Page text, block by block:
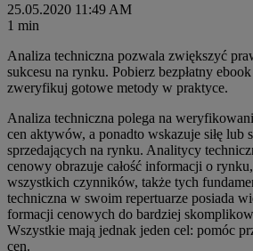
25.05.2020 11:49 AM
1 min
Analiza techniczna pozwala zwiększyć
sukcesu na rynku. Pobierz bezpłatny
zweryfikuj gotowe metody w praktyce.
Analiza techniczna polega na
cen aktywów, a ponadto wskazuje siłę lub
sprzedających na rynku. Analitycy
cenowy obrazuje całość informacji o
wszystkich czynników, także tych
techniczna w swoim repertuarze posiada
formacji cenowych do bardziej
Wszystkie mają jednak jeden cel: pomóc
cen.